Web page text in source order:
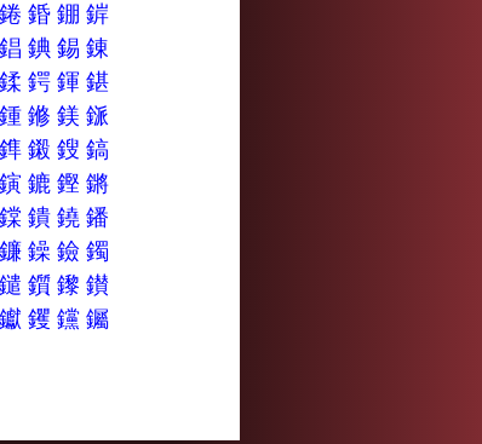
錈錉錋錌
錩錪錫錬
鍒鍔鍕鍖
鍾鎀鎂鎃
鎨鎩鎪鎬
鏔鏕鏗鏘
鏿鐀鐃鐇
鐮鐰鐱鐲
鑓鑕鑗鑚
钀钁钂钃